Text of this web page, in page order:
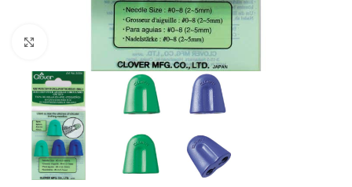
Klik om te vergroten